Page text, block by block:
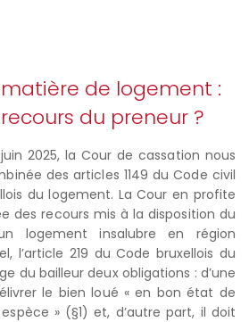
de logement :
du preneur ?
2025, la Cour de cassation nous
des articles 1149 du Code civil
du logement. La Cour en profite
des recours mis à la disposition du
logement insalubre en région
l’article 219 du Code bruxellois du
du bailleur deux obligations : d’une
le bien loué « en bon état de
» (§1) et, d’autre part, il doit